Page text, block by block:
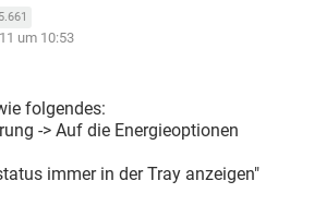
5.661
um 10:53
folgendes:
-> Auf die Energieoptionen
immer in der Tray anzeigen"